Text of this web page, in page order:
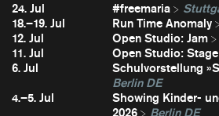
24. Jul #freemaria
18.–19. Jul
Run Time Anomaly
12. Jul
Open Studio: Jam
11. Jul
Open Studio:
6. Jul
Schulvorstellung
Berlin DE
4.–5. Jul
Showing Kinder-
2026
Berlin DE